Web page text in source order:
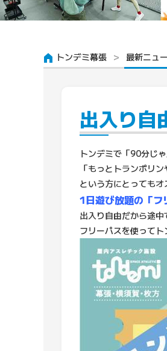
トンデミ幕張 最新ニュ
出入り自
トンデミで「90分じ
「もっとトランポリ
という方にとってもオ
1日遊び放題の「フ
出入り自由だから途
フリーパスを使って